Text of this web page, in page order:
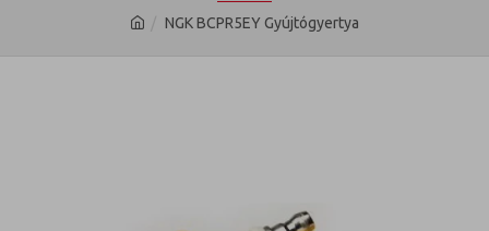
NGK BCPR5EY Gyújtógyertya